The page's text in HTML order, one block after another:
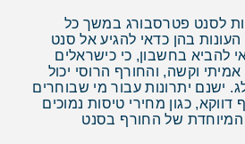
לסנט פטרסבורג במשך כל
בהן כדאי להגיע אל סנט
להביא בחשבון, כי כישראלים
אמיתי וקשה, והחורף הרוסי יכול
ישנם יתרונות עבור מי שבוחרים
כגון מחירי טיסות נמוכים
המיוחדת של החורף בסנט